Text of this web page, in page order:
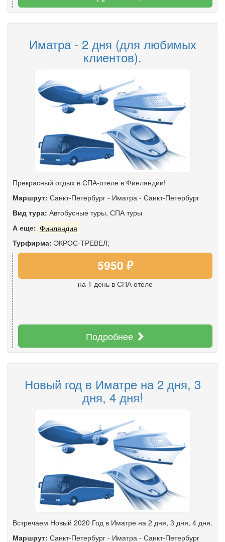
Иматра - 2 дня (для любимых
клиентов).
Прекрасный отдых в СПА-отеле в Финляндии!
Маршрут: Санкт-Петербург - Иматра - Санкт-Петербург
Вид тура: Автобусные туры, СПА туры
А еще: Финляндия
Турфирма: ЭКРОС-ТРЕВЕЛ;
5950 ₽
на 1 день в СПА отеле
Подробнее
Новый год в Иматре на 2 дня, 3
дня, 4 дня!
Встречаем Новый 2020 Год в Иматре на 2 дня, 3 дня, 4 дня.
Маршрут: Санкт-Петербург - Иматра - Санкт-Петербург